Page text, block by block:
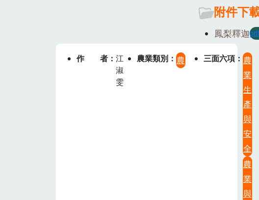
附件下
鳳梨釋迦
作者
江
淑
雯
農業類別 農 三面六項
農
業
生
產
與
安
全
農
業
與